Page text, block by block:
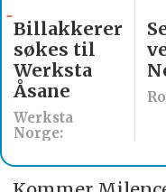
Werksta
Norge:
Billakkerer
søkes til
Werksta
Åsane